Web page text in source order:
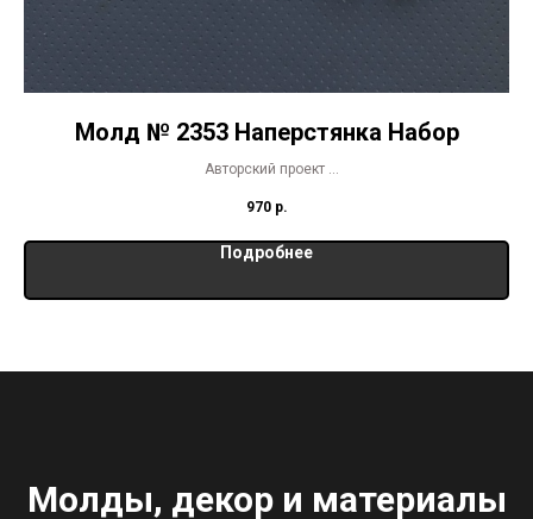
Молд № 2353 Наперстянка Набор
Авторский проект
970 р.
Подробнее
Молды, декор и материалы